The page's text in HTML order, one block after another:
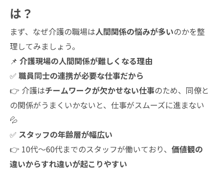
は？
まず、なぜ介護の職場は人間関係の悩みが多いのかを整
理してみましょう。
📌 介護現場の人間関係が難しくなる理由
✅ 職員同士の連携が必要な仕事だから
👉 介護はチームワークが欠かせない仕事のため、同僚と
の関係がうまくいかないと、仕事がスムーズに進まない
💦
✅ スタッフの年齢層が幅広い
👉 10代～60代までのスタッフが働いており、 価値観の
違いからすれ違いが起こりやすい